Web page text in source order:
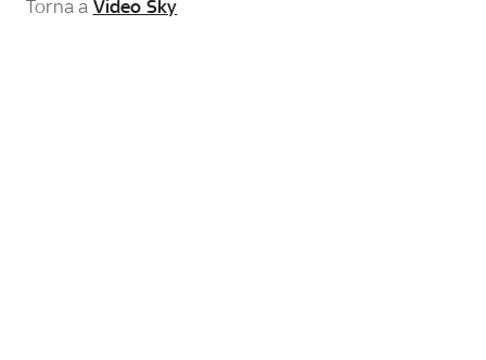
Torna a Video Sky